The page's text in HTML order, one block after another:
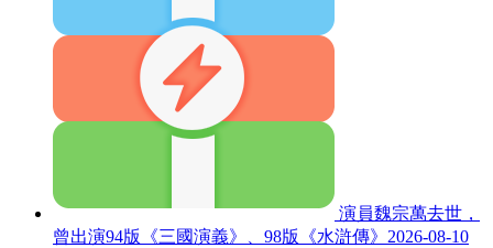
演員魏宗萬去世，
曾出演94版《三國演義》、98版《水滸傳》 2026-08-10